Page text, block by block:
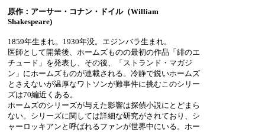
原作：アーサー・コナン・ドイル（William
Shakespeare)
1859年生まれ。1930年没。エジンバラ生まれ。
医師として開業後、ホームズものの最初の作品「緋のエ
チュード」を発表し、その後、「ストランド・マガジ
ン」にホームズものが連載される。冷静で鋭いホームズ
とさえないが温厚なワトソンが難事件に挑むこのシリー
ズは70編近くある。
ホームズのシリーズが与えた影響は探偵小説にとどまら
ない。シリーズに関しては詳細な研究がされており、シ
ャーロッキアンと呼ばれるファンが世界中にいる。ホー